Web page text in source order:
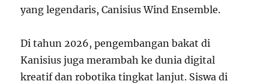
yang legendaris, Canisius Wind Ensemble.
Di tahun 2026, pengembangan bakat di
Kanisius juga merambah ke dunia digital
kreatif dan robotika tingkat lanjut. Siswa di